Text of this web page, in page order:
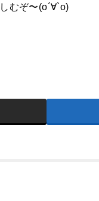
むぞ〜(о´∀`о)